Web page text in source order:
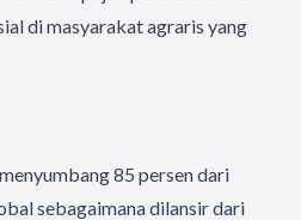
di masyarakat agraris yang
85 persen dari
sebagaimana dilansir dari